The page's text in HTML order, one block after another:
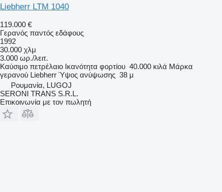
Liebherr LTM 1040
119.000 €
Γερανός παντός εδάφους
1992
30.000 χλμ
3.000 ωρ./λειτ.
Καύσιμο πετρέλαιο Ικανότητα φορτίου 40.000 κιλά Μάρκα
γερανού Liebherr Ύψος ανύψωσης 38 μ
Ρουμανία, LUGOJ
SERONI TRANS S.R.L.
Επικοινωνία με τον πωλητή